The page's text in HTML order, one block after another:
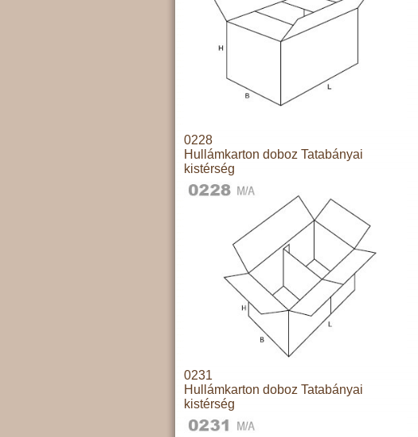
0228
Hullámkarton doboz Tatabányai
kistérség
0231
Hullámkarton doboz Tatabányai
kistérség